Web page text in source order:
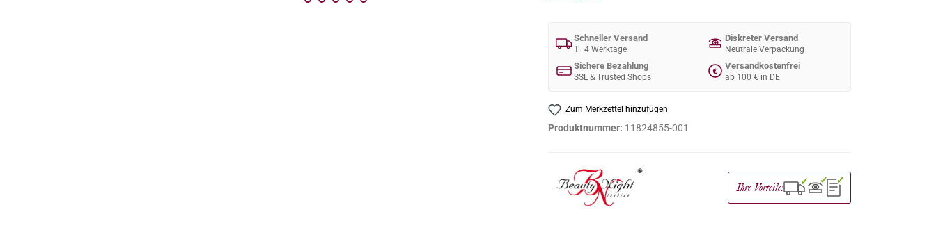
Schneller Versand
1–4 Werktage
Diskreter Versand
Neutrale Verpackung
Sichere Bezahlung
SSL & Trusted Shops
€
Versandkostenfrei
ab 100 € in DE
Zum Merkzettel hinzufügen
Produktnummer: 11824855-001
Ihre Vorteile: ✓ ✓ ✓